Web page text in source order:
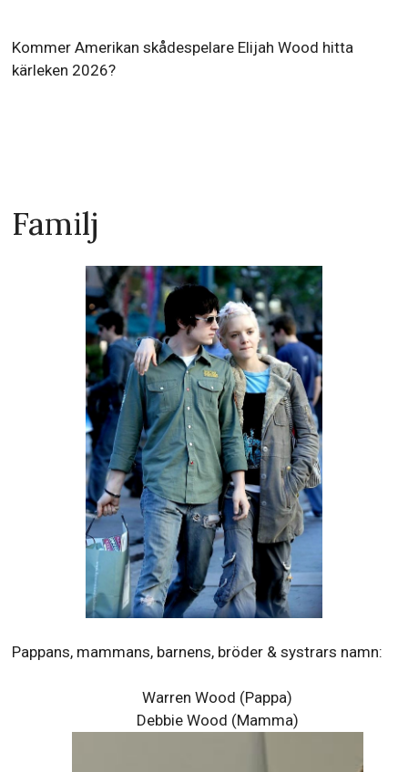
Kommer Amerikan skådespelare Elijah Wood hitta
kärleken 2026?
Familj
Pappans, mammans, barnens, bröder & systrars namn:
Warren Wood (Pappa)
Debbie Wood (Mamma)